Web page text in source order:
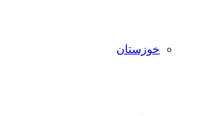
خوزستان